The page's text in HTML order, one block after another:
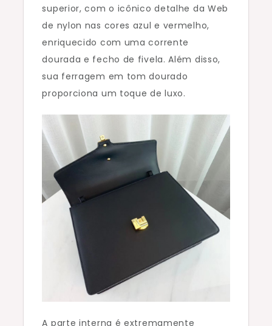
superior, com o icônico detalhe da Web
de nylon nas cores azul e vermelho,
enriquecido com uma corrente
dourada e fecho de fivela. Além disso,
sua ferragem em tom dourado
proporciona um toque de luxo.
A parte interna é extremamente